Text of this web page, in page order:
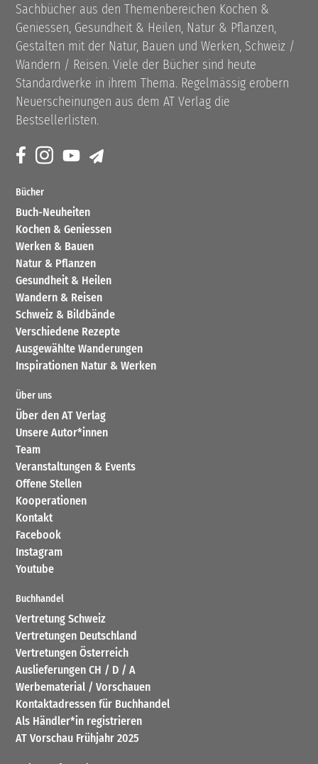
Sachbücher aus den Themenbereichen Kochen &
Geniessen, Gesundheit & Heilen, Natur & Pflanzen,
Gestalten mit der Natur, Bauen und Werken, Schweiz /
Wandern / Reisen. Viele der Bücher sind heute
Standardwerke in ihrem Thema. Regelmässig erobern
Neuerscheinungen aus dem AT Verlag die
Bestsellerlisten.
Bücher
Buch-Neuheiten
Kochen & Geniessen
Werken & Bauen
Natur & Pflanzen
Gesundheit & Heilen
Wandern & Reisen
Schweiz & Bildbände
Verschiedene Rezepte
Ausgewählte Wanderungen
Inspirationen Natur & Werken
Über uns
Über den AT Verlag
Unsere Autor*innen
Team
Veranstaltungen & Events
Offene Stellen
Kooperationen
Kontakt
Facebook
Instagram
Youtube
Buchhandel
Vertretung Schweiz
Vertretungen Deutschland
Vertretungen Österreich
Auslieferungen CH / D / A
Werbematerial / Vorschauen
Kontaktadressen für Buchhandel
Als Händler*in registrieren
AT Vorschau Frühjahr 2025